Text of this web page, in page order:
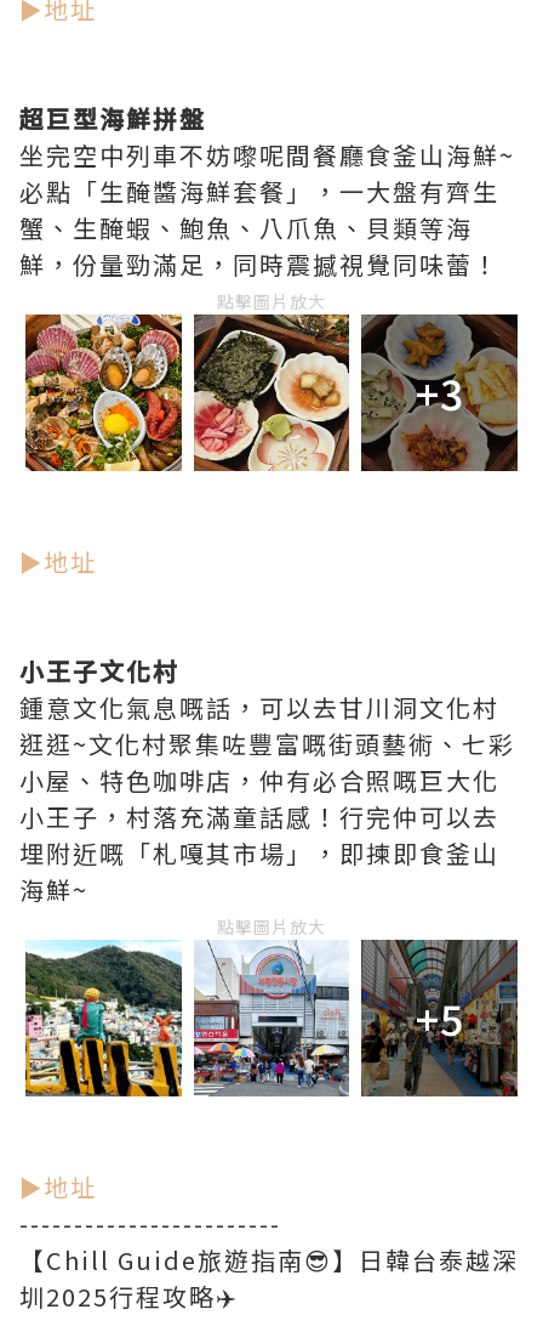
►地址
超巨型海鮮拼盤
坐完空中列車不妨嚟呢間餐廳食釜山海鮮~
必點「生醃醬海鮮套餐」，一大盤有齊生
蟹、生醃蝦、鮑魚、八爪魚、貝類等海
鮮，份量勁滿足，同時震撼視覺同味蕾！
點擊圖片放大
+3
►地址
小王子文化村
鍾意文化氣息嘅話，可以去甘川洞文化村
逛逛~文化村聚集咗豐富嘅街頭藝術、七彩
小屋、特色咖啡店，仲有必合照嘅巨大化
小王子，村落充滿童話感！行完仲可以去
埋附近嘅「札嘎其市場」，即揀即食釜山
海鮮~
點擊圖片放大
+5
►地址
------------------------
【Chill Guide旅遊指南😎】日韓台泰越深
圳2025行程攻略✈️